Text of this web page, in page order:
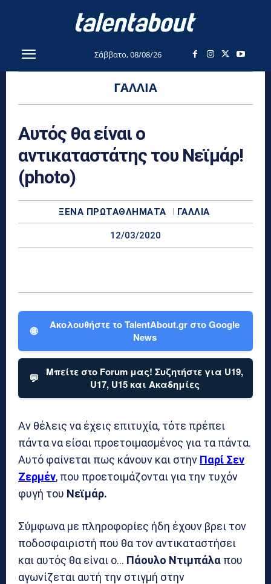
Σάββατο, 08/08/26
ΓΑΛΛΊΑ
Αυτός θα είναι ο
αντικαταστάτης του Νεϊμάρ!
(photo)
ΞΈΝΑ ΠΡΩΤΑΘΛΉΜΑΤΑ ΓΑΛΛΊΑ
12/03/2020
🌐
Ακολουθήστε το TalentAbout.gr στο Google
News
💬
Μπείτε στο Forum μας! Συζητήστε για U19,
U17, U15 και Ακαδημίες
Αν θέλεις να έχεις επιτυχία, τότε πρέπει
πάντα να είσαι προετοιμασμένος για τα πάντα.
Αυτό φαίνεται πως κάνουν και στην Παρί Σεν
Ζερμέν, που προετοιμάζονται για την τυχόν
φυγή του Νεϊμάρ.
Σύμφωνα με πληροφορίες ήδη έχουν βρει τον
ποδοσφαιριστή που θα τον αντικαταστήσει
και αυτός θα είναι ο… Πάουλο Ντιμπάλα που
αγωνίζεται αυτή την στιγμή στην